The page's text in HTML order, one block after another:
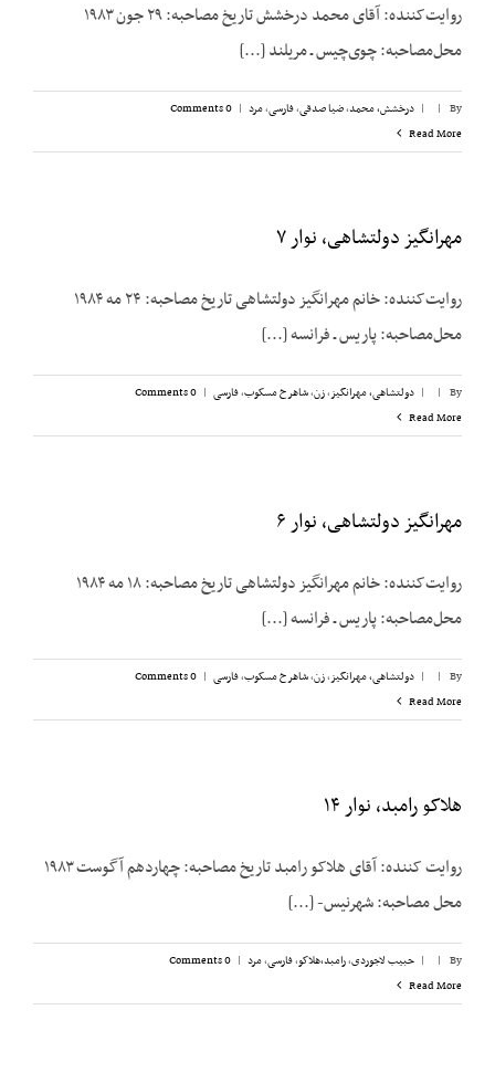
روایت‌کننده: آقای محمد درخشش تاریخ مصاحبه: ۲۹ جون ۱۹۸۳
محل‌مصاحبه: چوی‌چیس ـ مریلند [...]
By
|
| درخشش،‌ محمد,ضیا صدقی,فارسی,مرد |
0 Comments
Read More
مهرانگیز دولتشاهی، نوار ۷
روایت‌کننده: خانم مهرانگیز دولتشاهی تاریخ مصاحبه: ۲۴ مه ۱۹۸۴
محل‌مصاحبه: پاریس ـ فرانسه [...]
By
|
| دولتشاهی، مهرانگیز,زن,شاهرخ مسکوب,فارسی |
0 Comments
Read More
مهرانگیز دولتشاهی، نوار ۶
روایت‌کننده: خانم مهرانگیز دولتشاهی تاریخ مصاحبه: ۱۸ مه ۱۹۸۴
محل‌مصاحبه: پاریس ـ فرانسه [...]
By
|
| دولتشاهی، مهرانگیز,زن,شاهرخ مسکوب,فارسی |
0 Comments
Read More
هلاکو رامبد، نوار ۱۴
روایت کننده: آقای هلاکو رامبد تاریخ مصاحبه: چهاردهم آگوست ۱۹۸۳
محل مصاحبه: شهرنیس- [...]
By
|
| حبیب لاجوردی,رامبد،‌هلاکو,فارسی,مرد |
0 Comments
Read More